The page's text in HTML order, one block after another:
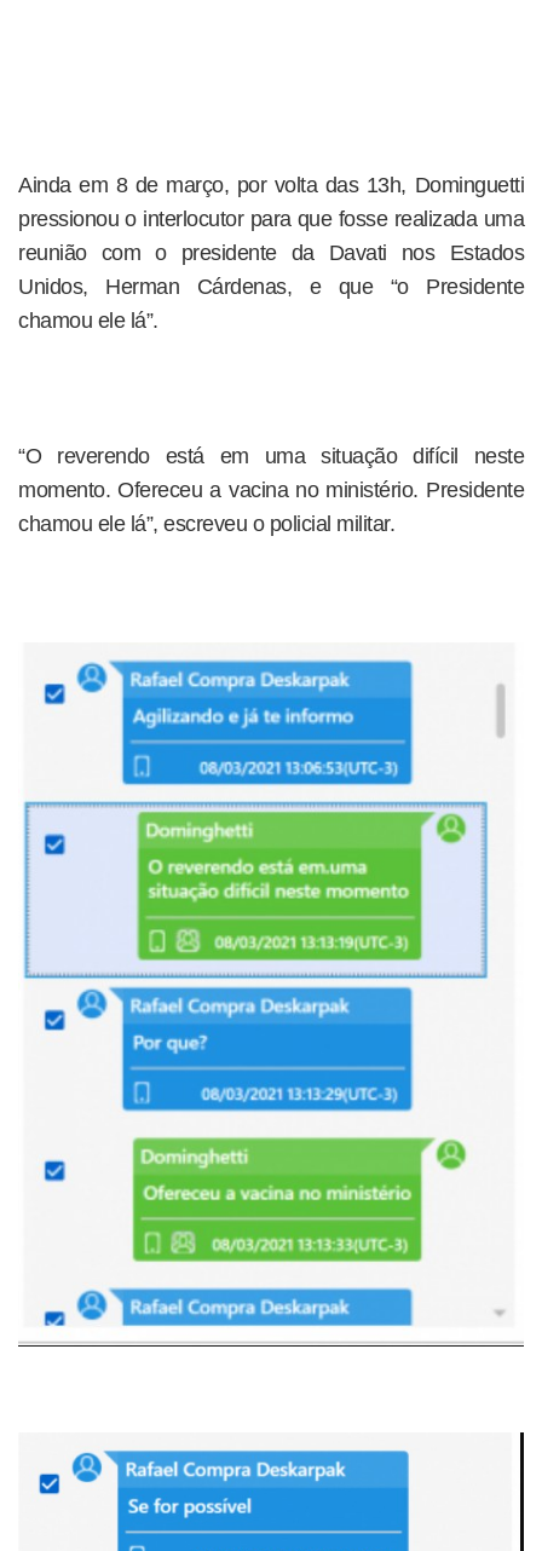
Ainda em 8 de março, por volta das 13h, Dominguetti
pressionou o interlocutor para que fosse realizada uma
reunião com o presidente da Davati nos Estados
Unidos, Herman Cárdenas, e que “o Presidente
chamou ele lá”.
“O reverendo está em uma situação difícil neste
momento. Ofereceu a vacina no ministério. Presidente
chamou ele lá”, escreveu o policial militar.